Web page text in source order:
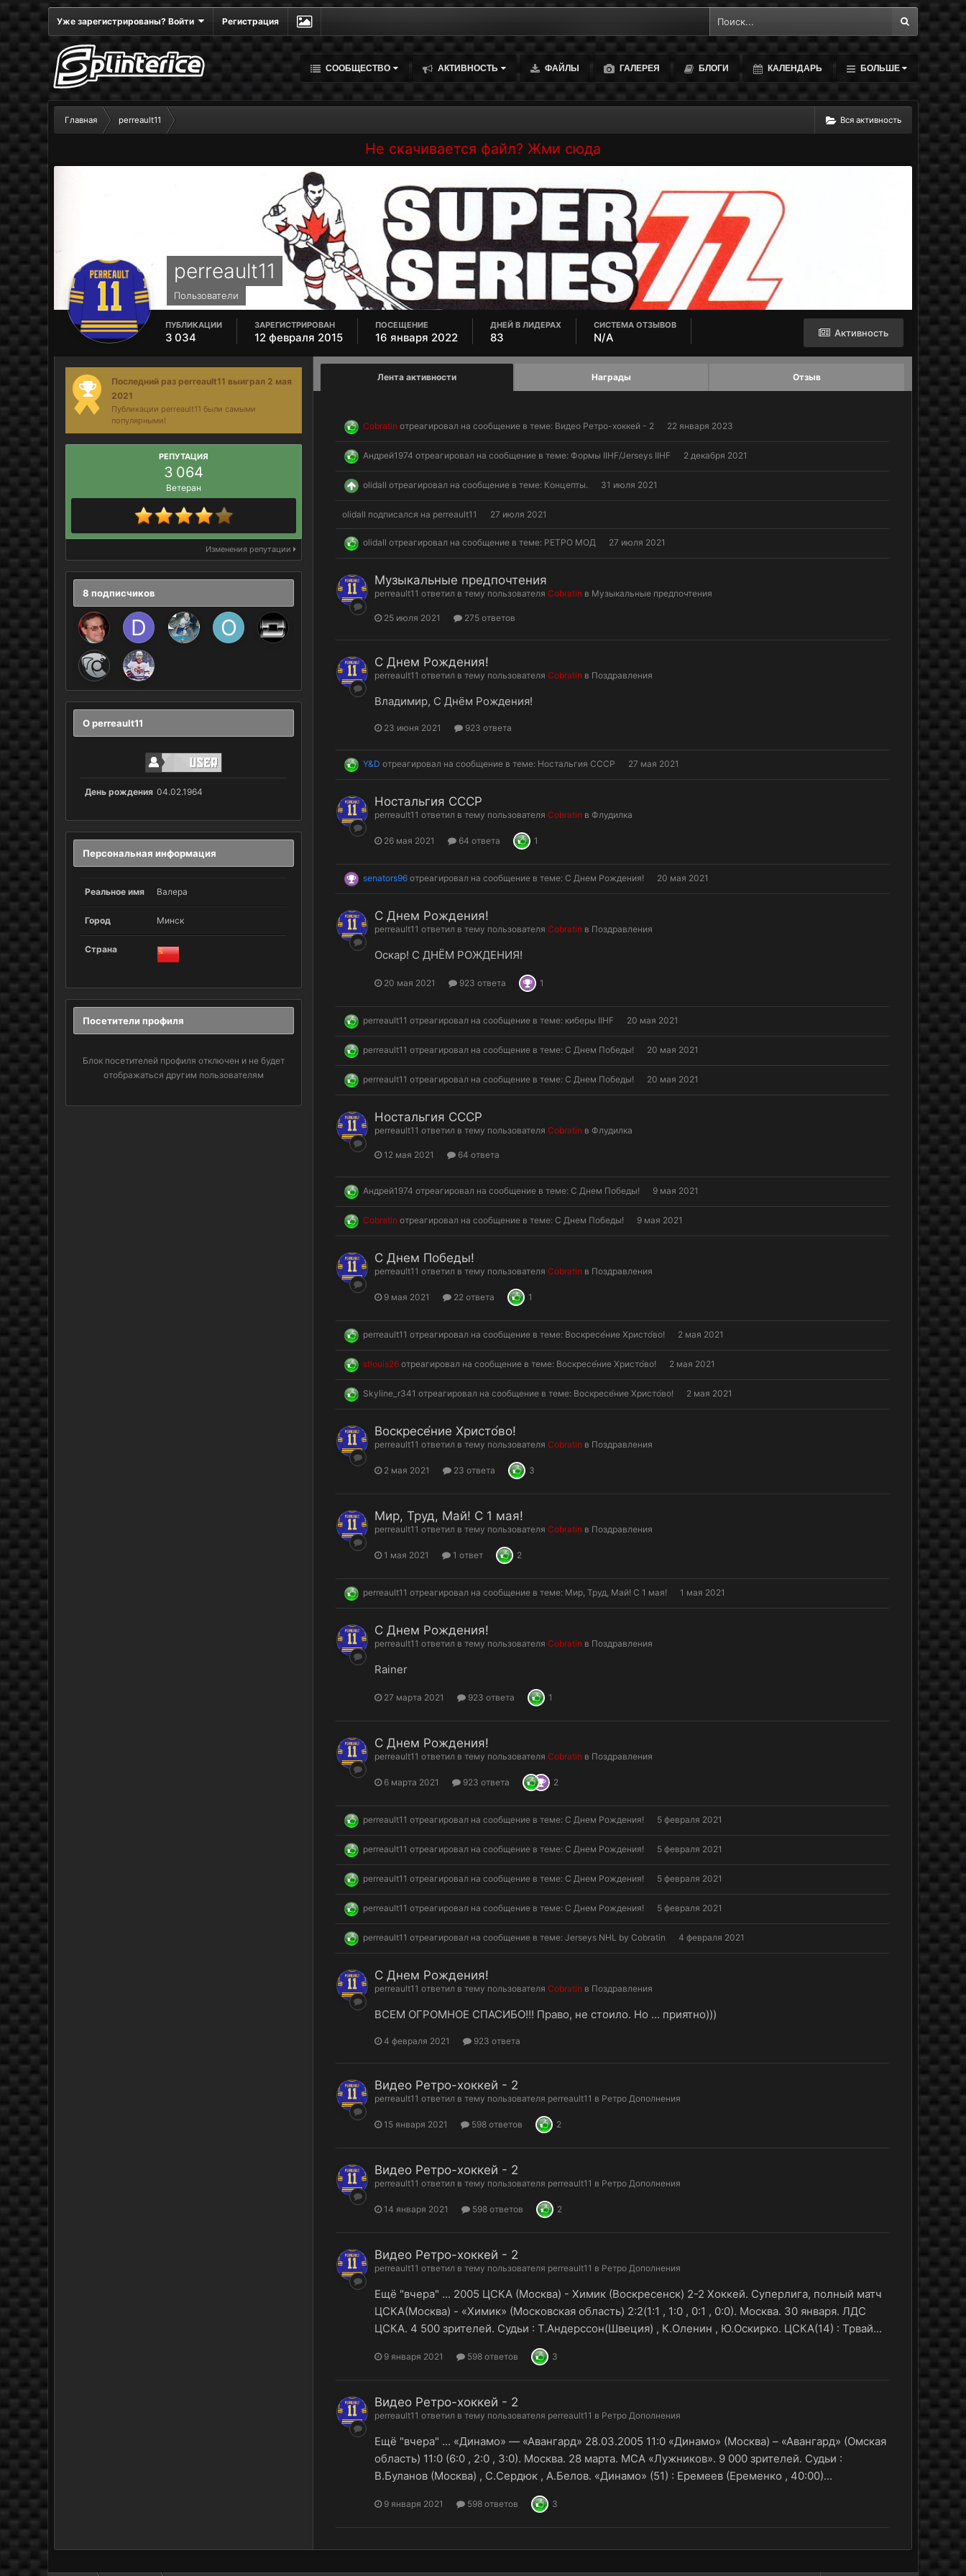
Уже зарегистрированы? Войти Регистрация
СООБЩЕСТВО АКТИВНОСТЬ ФАЙЛЫ ГАЛЕРЕЯ БЛОГИ КАЛЕНДАРЬ БОЛЬШЕ
Вся активность
Главная perreault11
Не скачивается файл? Жми сюда
perreault11
Пользователи
Активность
ПУБЛИКАЦИИ
3 034
ЗАРЕГИСТРИРОВАН
12 февраля 2015
ПОСЕЩЕНИЕ
16 января 2022
ДНЕЙ В ЛИДЕРАХ
83
СИСТЕМА ОТЗЫВОВ
N/A
Последний раз perreault11 выиграл 2 мая
2021
Публикации perreault11 были самыми
популярными!
РЕПУТАЦИЯ
3 064
Ветеран
Изменения репутации
8 подписчиков
О perreault11
День рождения 04.02.1964
Персональная информация
Реальное имя Валера
Город Минск
Страна
Посетители профиля
Блок посетителей профиля отключен и не будет
отображаться другим пользователям
Лента активности Награды Отзыв
Cobratin отреагировал на сообщение в теме: Видео Ретро-хоккей - 2 22 января 2023
Андрей1974 отреагировал на сообщение в теме:Формы IIHF/Jerseys IIHF 2 декабря 2021
olidall отреагировал на сообщение в теме: Концепты. 31 июля 2021
olidall подписался на perreault11 27 июля 2021
olidall отреагировал на сообщение в теме: РЕТРО МОД 27 июля 2021
Музыкальные предпочтения
perreault11 ответил в тему пользователяCobratin в Музыкальные предпочтения
25 июля 2021 275 ответов
С Днем Рождения!
perreault11 ответил в тему пользователяCobratin в Поздравления
Владимир, С Днём Рождения!
23 июня 2021 923 ответа
Y&D отреагировал на сообщение в теме: Ностальгия СССР 27 мая 2021
Ностальгия СССР
perreault11 ответил в тему пользователяCobratin вФлудилка
26 мая 2021 64 ответа 1
senators96 отреагировал на сообщение в теме:С Днем Рождения! 20 мая 2021
С Днем Рождения!
perreault11 ответил в тему пользователяCobratin в Поздравления
Оскар! С ДНЁМ РОЖДЕНИЯ!
20 мая 2021 923 ответа 1
perreault11 отреагировал на сообщение в теме: киберы IIHF 20 мая 2021
perreault11 отреагировал на сообщение в теме:С Днем Победы! 20 мая 2021
perreault11 отреагировал на сообщение в теме:С Днем Победы! 20 мая 2021
Ностальгия СССР
perreault11 ответил в тему пользователяCobratin вФлудилка
12 мая 2021 64 ответа
Андрей1974 отреагировал на сообщение в теме:С Днем Победы! 9 мая 2021
Cobratin отреагировал на сообщение в теме:С Днем Победы! 9 мая 2021
С Днем Победы!
perreault11 ответил в тему пользователяCobratin в Поздравления
9 мая 2021 22 ответа 1
perreault11 отреагировал на сообщение в теме: Воскресе́ние Христо́во! 2 мая 2021
stlouis26 отреагировал на сообщение в теме: Воскресе́ние Христо́во! 2 мая 2021
Skyline_r341 отреагировал на сообщение в теме: Воскресе́ние Христо́во! 2 мая 2021
Воскресе́ние Христо́во!
perreault11 ответил в тему пользователяCobratin в Поздравления
2 мая 2021 23 ответа 3
Мир, Труд, Май! С 1 мая!
perreault11 ответил в тему пользователяCobratin в Поздравления
1 мая 2021 1 ответ 2
perreault11 отреагировал на сообщение в теме: Мир, Труд, Май! С 1 мая! 1 мая 2021
С Днем Рождения!
perreault11 ответил в тему пользователяCobratin в Поздравления
Rainer
27 марта 2021 923 ответа 1
С Днем Рождения!
perreault11 ответил в тему пользователяCobratin в Поздравления
6 марта 2021 923 ответа 2
perreault11 отреагировал на сообщение в теме:С Днем Рождения! 5 февраля 2021
perreault11 отреагировал на сообщение в теме:С Днем Рождения! 5 февраля 2021
perreault11 отреагировал на сообщение в теме:С Днем Рождения! 5 февраля 2021
perreault11 отреагировал на сообщение в теме:С Днем Рождения! 5 февраля 2021
perreault11 отреагировал на сообщение в теме:Jerseys NHL by Cobratin 4 февраля 2021
С Днем Рождения!
perreault11 ответил в тему пользователяCobratin в Поздравления
ВСЕМ ОГРОМНОЕ СПАСИБО!!! Право, не стоило. Но ... приятно)))
4 февраля 2021 923 ответа
Видео Ретро-хоккей - 2
perreault11 ответил в тему пользователя perreault11 в Ретро Дополнения
15 января 2021 598 ответов 2
Видео Ретро-хоккей - 2
perreault11 ответил в тему пользователя perreault11 в Ретро Дополнения
14 января 2021 598 ответов 2
Видео Ретро-хоккей - 2
perreault11 ответил в тему пользователя perreault11 в Ретро Дополнения
Ещё "вчера" ... 2005 ЦСКА (Москва) - Химик (Воскресенск) 2-2 Хоккей. Суперлига, полный матч
ЦСКА(Москва) - «Химик» (Московская область) 2:2(1:1 , 1:0 , 0:1 , 0:0). Москва. 30 января. ЛДС
ЦСКА. 4 500 зрителей. Судьи : Т.Андерссон(Швеция) , К.Оленин , Ю.Оскирко. ЦСКА(14) : Трвай...
9 января 2021 598 ответов 3
Видео Ретро-хоккей - 2
perreault11 ответил в тему пользователя perreault11 в Ретро Дополнения
Ещё "вчера" ... «Динамо» — «Авангард» 28.03.2005 11:0 «Динамо» (Москва) – «Авангард» (Омская
область) 11:0 (6:0 , 2:0 , 3:0). Москва. 28 марта. МСА «Лужников». 9 000 зрителей. Судьи :
В.Буланов (Москва) , С.Сердюк , А.Белов. «Динамо» (51) : Еремеев (Еременко , 40:00)...
9 января 2021 598 ответов 3